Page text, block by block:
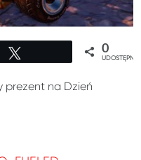
0
prezent na Dzień